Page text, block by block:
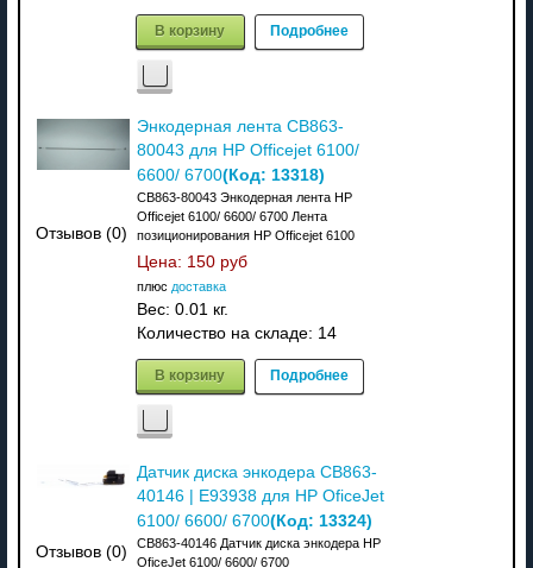
В корзину Подробнее
Отзывов (0)
Энкодерная лента CB863-
80043 для HP Officejet 6100/
6600/ 6700(Код: 13318)
CB863-80043 Энкодерная лента HP
Officejet 6100/ 6600/ 6700 Лента
позиционирования HP Officejet 6100
Цена: 150 руб
плюс доставка
Вес: 0.01 кг.
Количество на складе: 14
В корзину Подробнее
Отзывов (0)
Датчик диска энкодера CB863-
40146 | E93938 для HP OficeJet
6100/ 6600/ 6700(Код: 13324)
CB863-40146 Датчик диска энкодера HP
OficeJet 6100/ 6600/ 6700